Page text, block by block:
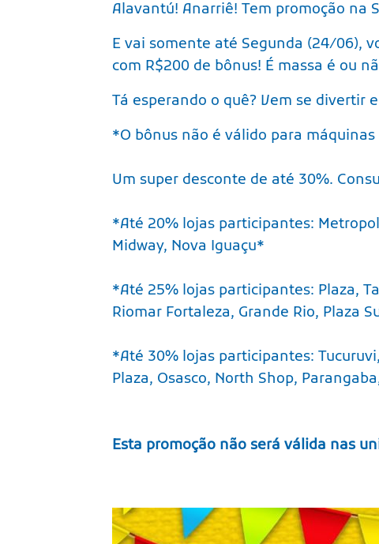
Alavantú! Anarriê! Tem promoção na
E vai somente até Segunda (24/06),
com R$200 de bônus! É massa é ou
Tá esperando o quê? Vem se divertir
*O bônus não é válido para
Um super desconte de até 30%.
*Até 20% lojas participantes:
Midway, Nova Iguaçu*
*Até 25% lojas participantes: Plaza,
Riomar Fortaleza, Grande Rio, Plaza
*Até 30% lojas participantes:
Plaza, Osasco, North Shop,
Esta promoção não será válida nas